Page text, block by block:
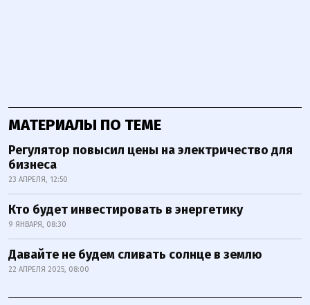
МАТЕРИАЛЫ ПО ТЕМЕ
Регулятор повысил цены на электричество для
бизнеса
23 АПРЕЛЯ, 12:50
Кто будет инвестировать в энергетику
9 ЯНВАРЯ, 08:30
Давайте не будем сливать солнце в землю
22 АПРЕЛЯ 2025, 08:00